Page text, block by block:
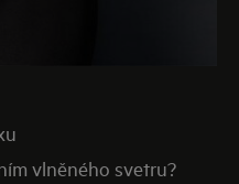
vlněného svetru?